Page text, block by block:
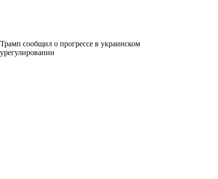
Трамп сообщил о прогрессе в украинском
урегулировании